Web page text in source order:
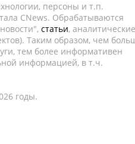
персоны и т.п.
CNews. Обрабатываются
статьи, аналитические
Таким образом, чем
тем более информативен
информацией, в т.ч.
годы.